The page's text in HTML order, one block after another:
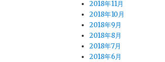
2018年11月
2018年10月
2018年9月
2018年8月
2018年7月
2018年6月